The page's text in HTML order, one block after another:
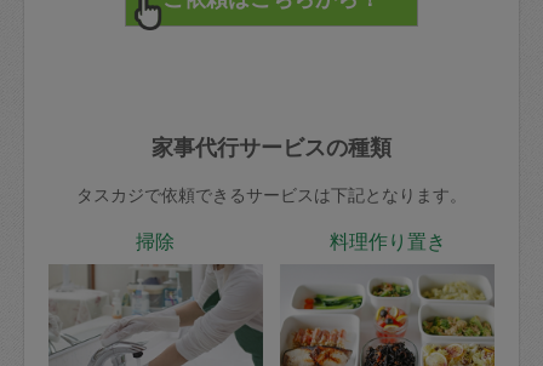
家事代行サービスの種類
タスカジで依頼できるサービスは下記となります。
掃除 料理作り置き